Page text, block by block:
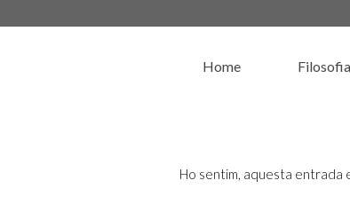
Home Filosofia
Ho sentim, aquesta entrada